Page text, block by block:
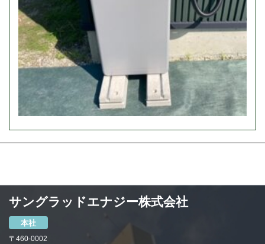
サングラッドエナジー株式会社
本社
〒460-0002